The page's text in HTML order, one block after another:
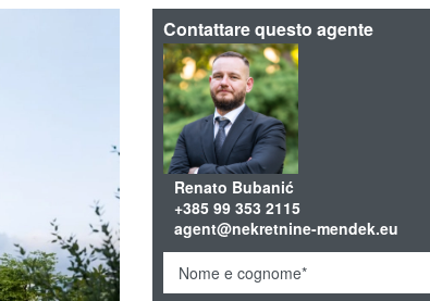
Contattare questo agente
Renato Bubanić
+385 99 353 2115
agent@nekretnine-mendek.eu